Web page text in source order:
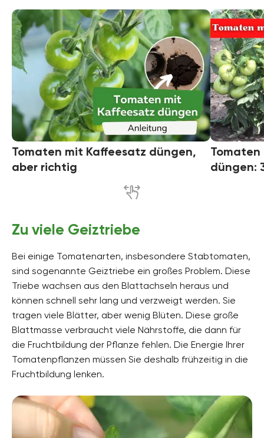
Tomaten mit Kaffeesatz düngen,
aber richtig
düngen:
Zu viele Geiztriebe
Bei einige Tomatenarten, insbesondere Stabtomaten,
sind sogenannte Geiztriebe ein großes Problem. Diese
Triebe wachsen aus den Blattachseln heraus und
können schnell sehr lang und verzweigt werden. Sie
tragen viele Blätter, aber wenig Blüten. Diese große
Blattmasse verbraucht viele Nährstoffe, die dann für
die Fruchtbildung der Pflanze fehlen. Die Energie Ihrer
Tomatenpflanzen müssen Sie deshalb frühzeitig in die
Fruchtbildung lenken.